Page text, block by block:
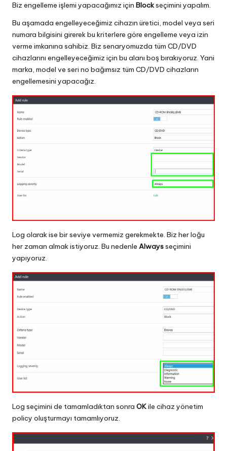
Biz engelleme işlemi yapacağımız için Blockseçimini yapalım.
Bu aşamada engelleyeceğimiz cihazın üretici, model veya seri
numara bilgisini girerek bu kriterlere göre engelleme veya izin
verme imkanına sahibiz. Biz senaryomuzda tüm CD/DVD
cihazlarını engelleyeceğimiz için bu alanı boş bırakıyoruz. Yani
marka, model ve seri no bağımsız tüm CD/DVD cihazların
engellemesini yapacağız.
Log olarak ise bir seviye vermemiz gerekmekte. Biz her loğu
her zaman almak istiyoruz. Bu nedenle Alwaysseçimini
yapıyoruz.
Log seçimini de tamamladıktan sonra OKile cihaz yönetim
policy oluşturmayı tamamlıyoruz.